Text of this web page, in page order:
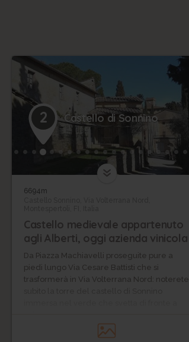
2 Castello di Sonnino
6694m
Castello medievale appartenuto
agli Alberti, oggi azienda vinicola
Da Piazza Machiavelli proseguite pure a
piedi lungo Via Cesare Battisti che si
trasformerà in Via Volterrana Nord: noterete
Il castello, sede oggi di una rinomata
azienda agricola e di un’enoteca, è